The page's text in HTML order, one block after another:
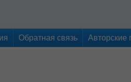
Обратная связь Авторские